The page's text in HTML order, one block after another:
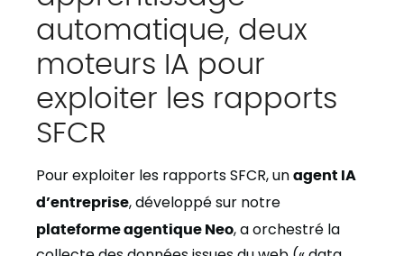
automatique, deux
moteurs IA pour
exploiter les rapports
SFCR
Pour exploiter les rapports SFCR, un agent IA
d’entreprise, développé sur notre
plateforme agentique Neo, a orchestré la